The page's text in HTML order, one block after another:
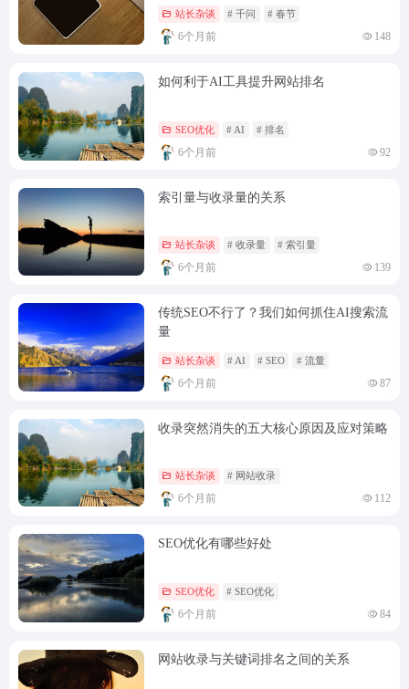
站长杂谈 # 千问 # 春节
6个月前 148
如何利于AI工具提升网站排名
SEO优化 # AI # 排名
6个月前 92
索引量与收录量的关系
站长杂谈 # 收录量 # 索引量
6个月前 139
传统SEO不行了？我们如何抓住AI搜索流
量
站长杂谈 # AI # SEO # 流量
6个月前 87
收录突然消失的五大核心原因及应对策略
站长杂谈 # 网站收录
6个月前 112
SEO优化有哪些好处
SEO优化 # SEO优化
6个月前 84
网站收录与关键词排名之间的关系